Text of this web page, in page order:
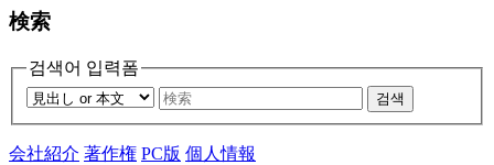
検索
검색어 입력폼
검색
会社紹介 著作権 PC版 個人情報